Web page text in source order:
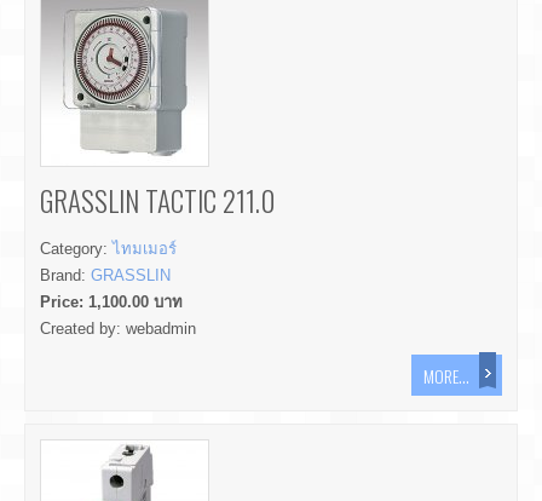
GRASSLIN TACTIC 211.0
Category:ไทมเมอร์
Brand: GRASSLIN
Price: 1,100.00 บาท
Created by: webadmin
MORE...